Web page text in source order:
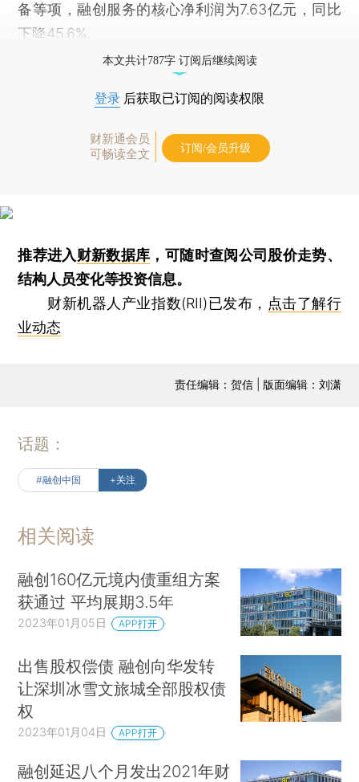
备等项，融创服务的核心净利润为7.63亿元，同比
下降45.6%。
本文共计787字 订阅后继续阅读
登录 后获取已订阅的阅读权限
财新通会员
可畅读全文
订阅/会员升级
推荐进入财新数据库 ，可随时查阅公司股价走势、
结构人员变化等投资信息。
财新机器人产业指数(RII)已发布， 点击了解行
业动态
责任编辑：贺信 | 版面编辑：刘潇
话题：
#融创中国 +关注
相关阅读
融创160亿元境内债重组方案
获通过 平均展期3.5年
2023年01月05日 APP打开
出售股权偿债 融创向华发转
让深圳冰雪文旅城全部股权债
权
2023年01月04日 APP打开
融创延迟八个月发出2021年财